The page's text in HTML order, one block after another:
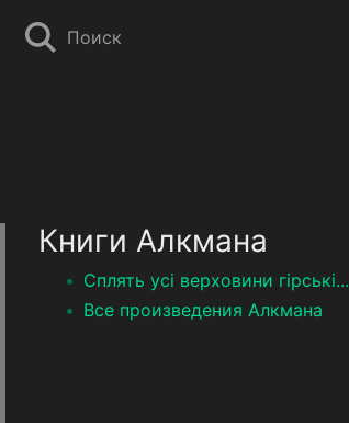
Поиск
Книги Алкмана
Сплять усі верховини гірські...
Все произведения Алкмана